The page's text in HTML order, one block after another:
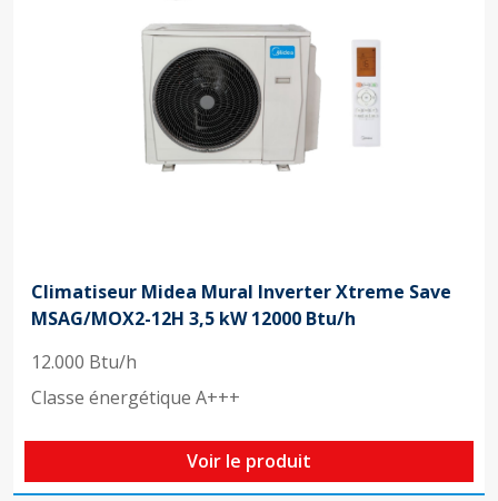
Climatiseur Midea Mural Inverter Xtreme Save
MSAG/MOX2-12H 3,5 kW 12000 Btu/h
12.000 Btu/h
Classe énergétique A+++
Voir le produit